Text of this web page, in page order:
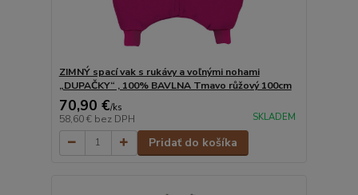
ZIMNÝ spací vak s rukávy a voľnými nohami
„DUPAČKY“ , 100% BAVLNA Tmavo růžový 100cm
70,90 €/ks
58,60 € bez DPH SKLADEM
Pridať do košíka